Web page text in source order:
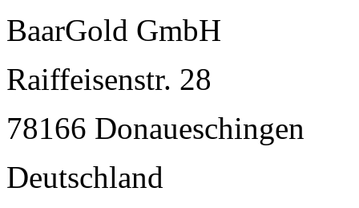
BaarGold GmbH
Raiffeisenstr. 28
78166 Donaueschingen
Deutschland